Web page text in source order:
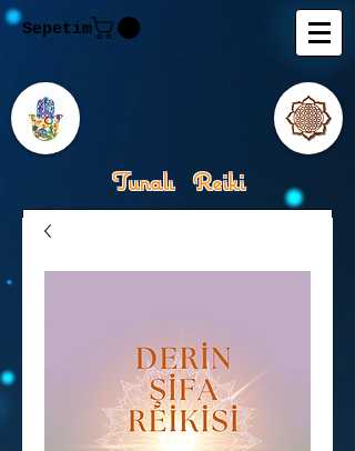
Sepetim
Tunalı Reiki
Tunalı